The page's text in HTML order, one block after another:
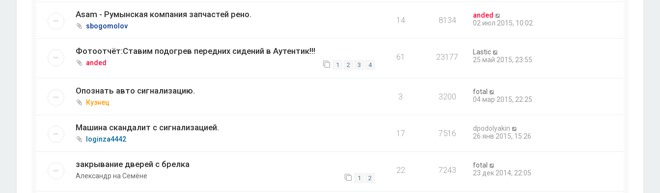
Asam - Румынская компания запчастей рено.
sbogomolov
14 8134
anded
02 июл 2015, 10:02
Фотоотчёт:Ставим подогрев передних сидений в Аутентик!!!
anded 1 2 3 4
61 23177
Lastic
25 май 2015, 23:55
Опознать авто сигнализацию.
Кузнец
3 3200
fotal
04 мар 2015, 22:25
Машина скандалит с сигнализацией.
loginza4442
17 7516
dpodolyakin
26 янв 2015, 15:26
закрывание дверей с брелка
Александр на Семёне 1 2
22 7243
fotal
23 дек 2014, 22:05